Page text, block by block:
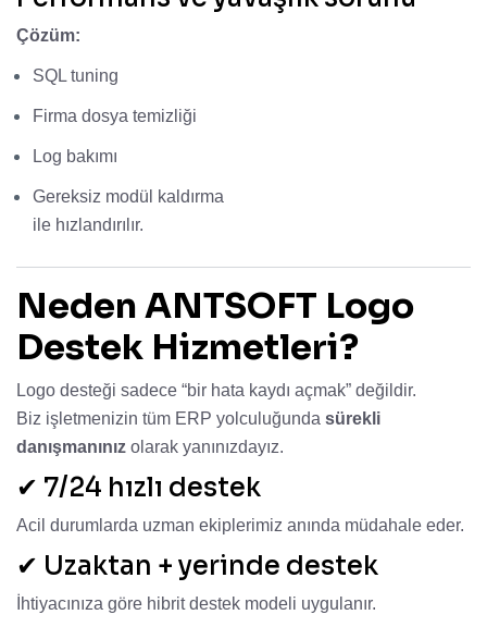
Çözüm:
SQL tuning
Firma dosya temizliği
Log bakımı
Gereksiz modül kaldırma
ile hızlandırılır.
Neden ANTSOFT Logo
Destek Hizmetleri?
Logo desteği sadece “bir hata kaydı açmak” değildir.
Biz işletmenizin tüm ERP yolculuğunda sürekli
danışmanınız olarak yanınızdayız.
✔ 7/24 hızlı destek
Acil durumlarda uzman ekiplerimiz anında müdahale eder.
✔ Uzaktan + yerinde destek
İhtiyacınıza göre hibrit destek modeli uygulanır.